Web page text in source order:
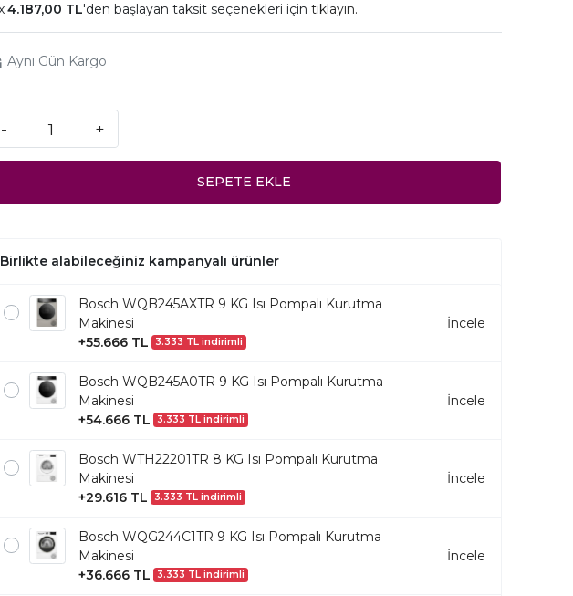
4.187,00 TL'den başlayan taksit seçenekleri için tıklayın.
Aynı Gün Kargo
- +
SEPETE EKLE
Birlikte alabileceğiniz kampanyalı ürünler
Bosch WQB245AXTR 9 KG Isı Pompalı Kurutma
Makinesi
+55.666 TL
3.333 TL indirimli
İncele
Bosch WQB245A0TR 9 KG Isı Pompalı Kurutma
Makinesi
+54.666 TL
3.333 TL indirimli
İncele
Bosch WTH22201TR 8 KG Isı Pompalı Kurutma
Makinesi
+29.616 TL
3.333 TL indirimli
İncele
Bosch WQG244C1TR 9 KG Isı Pompalı Kurutma
Makinesi
+36.666 TL
3.333 TL indirimli
İncele